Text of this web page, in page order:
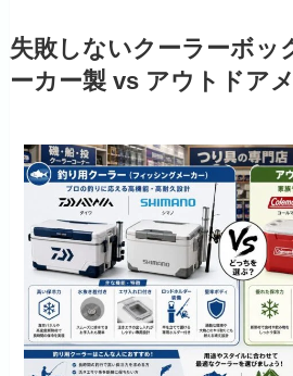
失敗しないクーラーボッ
ーカー製 vs アウトドア